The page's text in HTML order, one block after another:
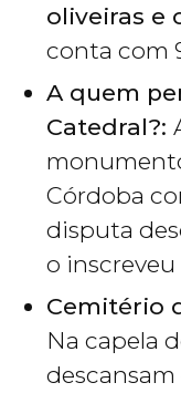
oliveiras e
conta com
A quem
Catedral?:
Córdoba
disputa
o inscreveu
Cemitério
Na capela